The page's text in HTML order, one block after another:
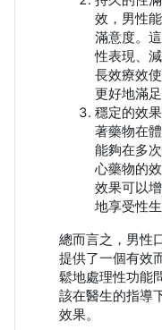
效，男性
滿意度。
性表現、
長效療效
更好地滿
穩定的效
著藥物在
能夠在多
心藥物的
效果可以
地享受性生
總而言之，男性
提供了一個有效
鬆地處理性功能
該在醫生的指導
效果。